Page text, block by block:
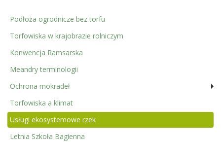
Podłoża ogrodnicze bez torfu
Torfowiska w krajobrazie rolniczym
Konwencja Ramsarska
Meandry terminologii
Ochrona mokradeł
Torfowiska a klimat
Usługi ekosystemowe rzek
Letnia Szkoła Bagienna